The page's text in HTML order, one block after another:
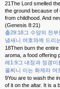
21The Lord smelled
the ground because of
from childhood. And
(Genesis 8:21)
출29:18그 수양의 전부
냄새니
여호와께 드리
18Then burn the
aroma, a food offering
레 1:9그 내장과 정갱이
을찌니
이는 화제라 여
9You are to wash the
of it on the altar. It is a